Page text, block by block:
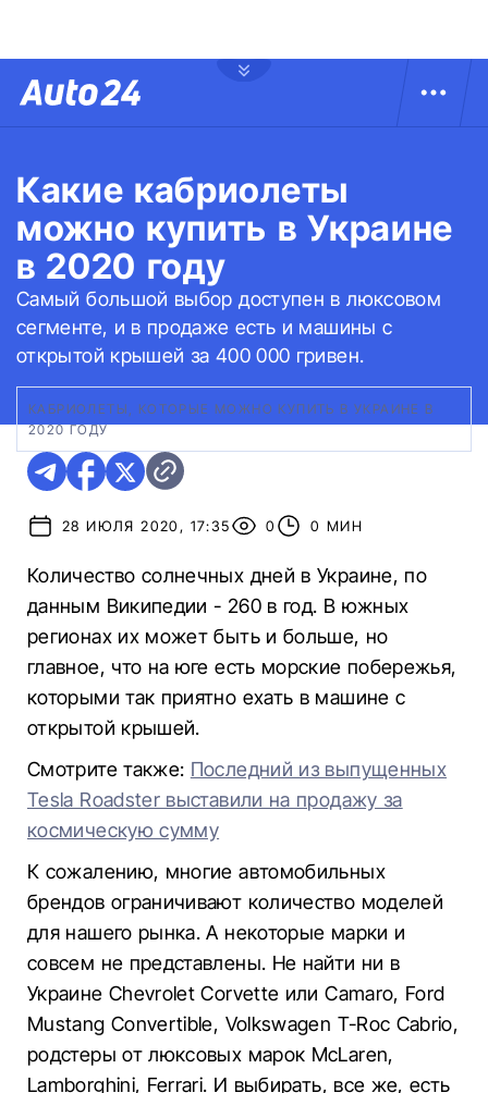
Какие кабриолеты
можно купить в Украине
в 2020 году
Самый большой выбор доступен в люксовом
сегменте, и в продаже есть и машины с
открытой крышей за 400 000 гривен.
КАБРИОЛЕТЫ, КОТОРЫЕ МОЖНО КУПИТЬ В УКРАИНЕ В
2020 ГОДУ
28 ИЮЛЯ 2020, 17:35 0 0 МИН
Количество солнечных дней в Украине, по
данным Википедии - 260 в год. В южных
регионах их может быть и больше, но
главное, что на юге есть морские побережья,
которыми так приятно ехать в машине с
открытой крышей.
Смотрите также: Последний из выпущенных
Tesla Roadster выставили на продажу за
космическую сумму
К сожалению, многие автомобильных
брендов ограничивают количество моделей
для нашего рынка. А некоторые марки и
совсем не представлены. Не найти ни в
Украине Chevrolet Corvette или Camaro, Ford
Mustang Convertible, Volkswagen T-Roc Cabrio,
родстеры от люксовых марок McLaren,
Lamborghini, Ferrari. И выбирать, все же, есть